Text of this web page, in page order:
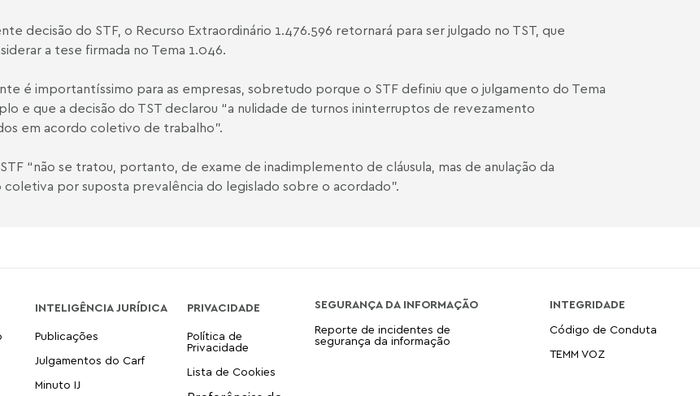
decisão do STF, o Recurso Extraordinário 1.476.596 retornará para ser julgado no TST, que
a tese firmada no Tema 1.046.
é importantíssimo para as empresas, sobretudo porque o STF definiu que o julgamento do Tema
e que a decisão do TST declarou “a nulidade de turnos ininterruptos de revezamento
em acordo coletivo de trabalho”.
“não se tratou, portanto, de exame de inadimplemento de cláusula, mas de anulação da
coletiva por suposta prevalência do legislado sobre o acordado”.
INTELIGÊNCIA JURÍDICA
Publicações
Julgamentos do Carf
Minuto IJ
PRIVACIDADE
Política de
Privacidade
Lista de Cookies
SEGURANÇA DA INFORMAÇÃO
Reporte de incidentes de
segurança da informação
INTEGRIDADE
Código de Conduta
TEMM VOZ